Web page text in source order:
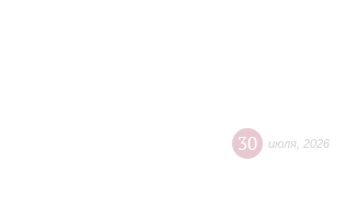
30 июля 2026